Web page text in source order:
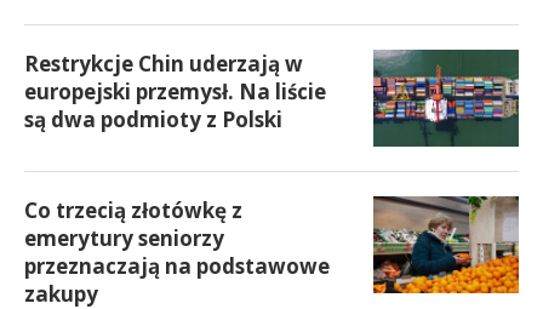
Restrykcje Chin uderzają w
europejski przemysł. Na liście
są dwa podmioty z Polski
Co trzecią złotówkę z
emerytury seniorzy
przeznaczają na podstawowe
zakupy